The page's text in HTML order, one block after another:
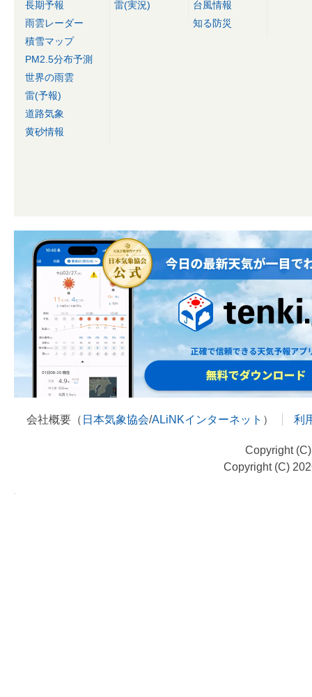
長期予報
雨雲レーダー
積雪マップ
PM2.5分布予測
世界の雨雲
雷(予報)
道路気象
黄砂情報
雷(実況)
台風情報
知る防災
会社概要（ 日本気象協会/ALiNKインターネット ） 利
Copyright
Copyright (C)